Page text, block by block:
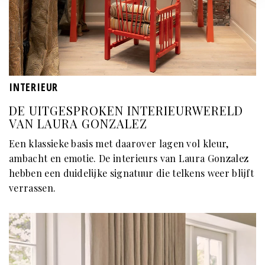
INTERIEUR
DE UITGESPROKEN INTERIEURWERELD
VAN LAURA GONZALEZ
Een klassieke basis met daarover lagen vol kleur,
ambacht en emotie. De interieurs van Laura Gonzalez
hebben een duidelijke signatuur die telkens weer blijft
verrassen.